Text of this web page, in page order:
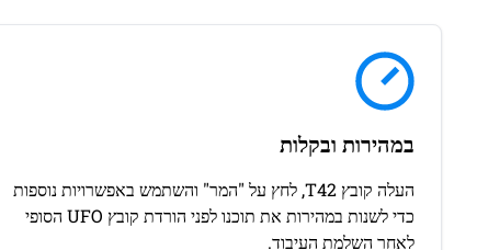
במהירות ובקלות
העלה קובץ T42, לחץ על "המר" והשתמש באפשרויות נוספות
כדי לשנות במהירות את תוכנו לפני הורדת קובץ UFO הסופי
לאחר השלמת העיבוד.